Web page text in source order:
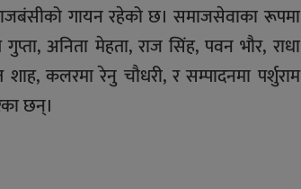
गायन रहेको छ। समाजसेवाका रूपमा
अनिता मेहता, राज सिंह, पवन भौर, राधा
कलरमा रेनु चौधरी, र सम्पादनमा पर्शुराम
छन्।